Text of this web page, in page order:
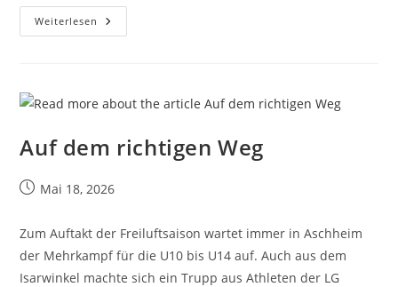
Weiterlesen
Auf dem richtigen Weg
Mai 18, 2026
Zum Auftakt der Freiluftsaison wartet immer in Aschheim
der Mehrkampf für die U10 bis U14 auf. Auch aus dem
Isarwinkel machte sich ein Trupp aus Athleten der LG